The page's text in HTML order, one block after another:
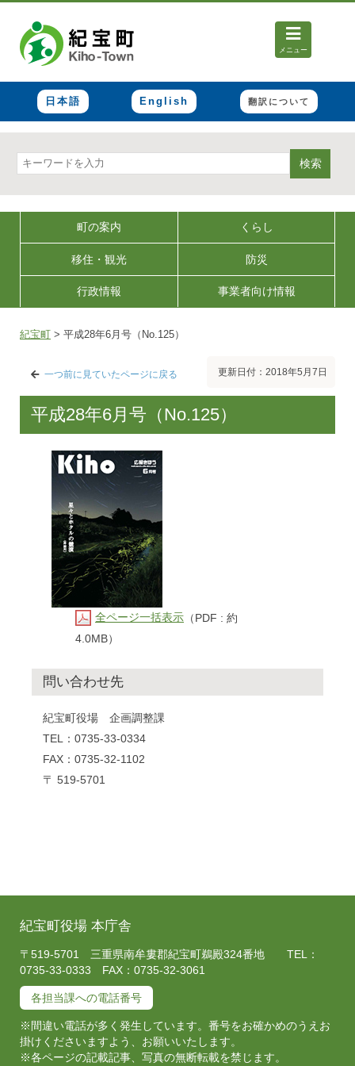
メニュー
日本語 English 翻訳について
検索
町の案内 くらし
移住・観光 防災
行政情報 事業者向け情報
紀宝町 > 平成28年6月号（No.125）
一つ前に見ていたページに戻る 更新日付：2018年5月7日
平成28年6月号（No.125）
全ページ一括表示 （PDF : 約
4.0MB）
問い合わせ先
紀宝町役場 企画調整課
TEL：0735-33-0334
FAX：0735-32-1102
〒 519-5701
紀宝町役場 本庁舎
〒519-5701 三重県南牟婁郡紀宝町鵜殿324番地 TEL：
0735-33-0333 FAX：0735-32-3061
各担当課への電話番号
※間違い電話が多く発生しています。番号をお確かめのうえお
掛けくださいますよう、お願いいたします。
※各ページの記載記事、写真の無断転載を禁じます。